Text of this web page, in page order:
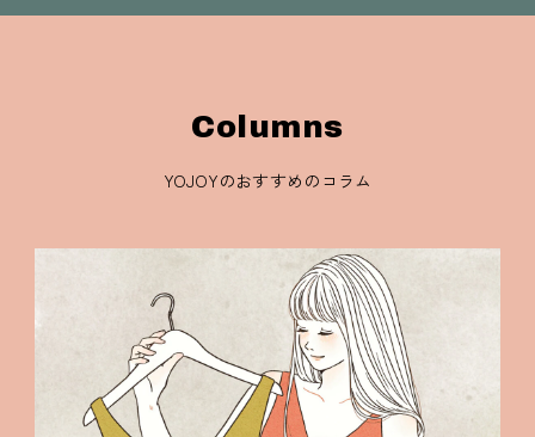
Columns
YOJOYのおすすめのコラム